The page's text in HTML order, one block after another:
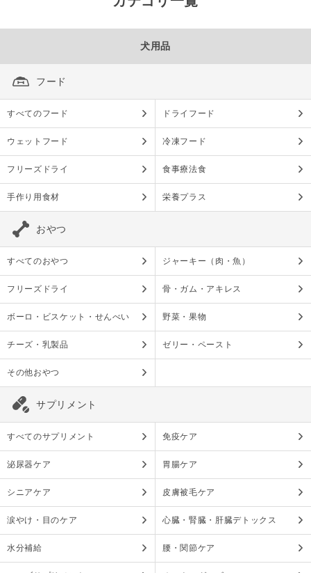
犬用品
フード
すべてのフード ドライフード
ウェットフード 冷凍フード
フリーズドライ 食事療法食
手作り用食材 栄養プラス
おやつ
すべてのおやつ ジャーキー（肉・魚）
フリーズドライ 骨・ガム・アキレス
ボーロ・ビスケット・せんべい 野菜・果物
チーズ・乳製品 ゼリー・ペースト
その他おやつ
サプリメント
すべてのサプリメント 免疫ケア
泌尿器ケア 胃腸ケア
シニアケア 皮膚被毛ケア
涙やけ・目のケア 心臓・腎臓・肝臓デトックス
水分補給 腰・関節ケア